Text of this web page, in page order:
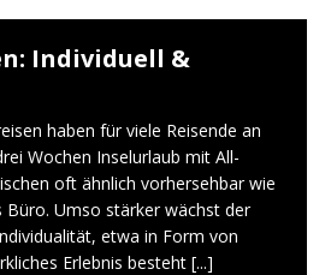
Individuell &
haben für viele Reisende an
Wochen Inselurlaub mit All-
oft ähnlich vorhersehbar wie
Büro. Umso stärker wächst der
etwa in Form von
Erlebnis besteht [...]